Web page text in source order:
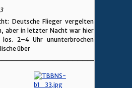
Deutsche Flieger vergelten
aber in letzter Nacht war hier
2–4 Uhr ununterbrochen
über